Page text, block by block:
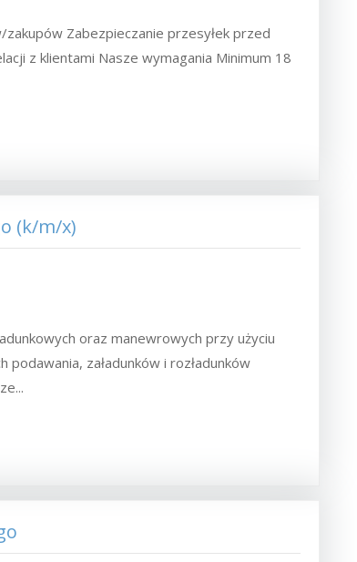
Zabezpieczanie przesyłek przed
z klientami Nasze wymagania Minimum 18
(k/m/x)
oraz manewrowych przy użyciu
załadunków i rozładunków